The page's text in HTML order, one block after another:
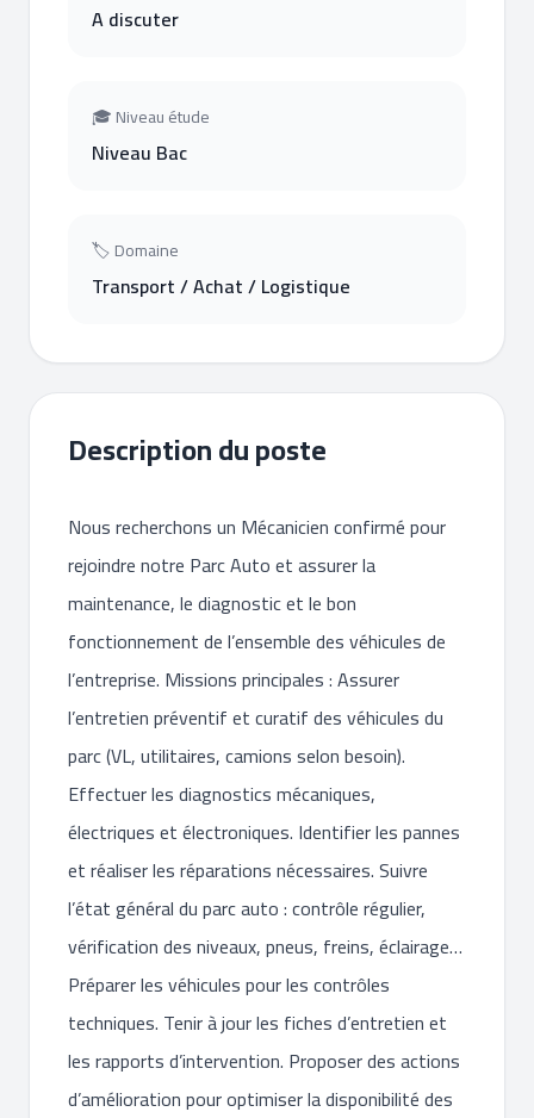
A discuter
🎓 Niveau étude
Niveau Bac
🏷 Domaine
Transport / Achat / Logistique
Description du poste
Nous recherchons un Mécanicien confirmé pour
rejoindre notre Parc Auto et assurer la
maintenance, le diagnostic et le bon
fonctionnement de l’ensemble des véhicules de
l’entreprise. Missions principales : Assurer
l’entretien préventif et curatif des véhicules du
parc (VL, utilitaires, camions selon besoin).
Effectuer les diagnostics mécaniques,
électriques et électroniques. Identifier les pannes
et réaliser les réparations nécessaires. Suivre
l’état général du parc auto : contrôle régulier,
vérification des niveaux, pneus, freins, éclairage…
Préparer les véhicules pour les contrôles
techniques. Tenir à jour les fiches d’entretien et
les rapports d’intervention. Proposer des actions
d’amélioration pour optimiser la disponibilité des